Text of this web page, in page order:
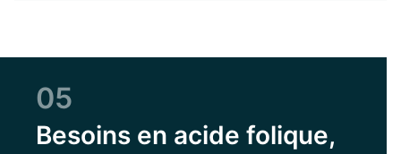
05
Besoins en acide folique,